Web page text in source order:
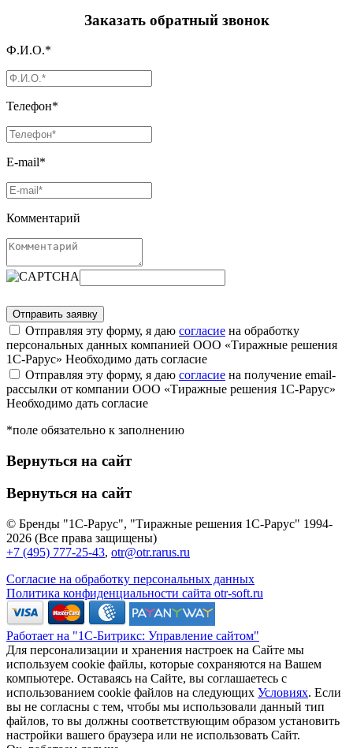
Заказать обратный звонок
Ф.И.О.*
Телефон*
E-mail*
Комментарий
Отправляя эту форму, я даю согласие на обработку
персональных данных компанией ООО «Тиражные решения
1С-Рарус» Необходимо дать согласие
Отправляя эту форму, я даю согласие на получение email-
рассылки от компании ООО «Тиражные решения 1С-Рарус»
Необходимо дать согласие
*поле обязательно к заполнению
Вернуться на сайт
Вернуться на сайт
© Бренды "1С-Рарус", "Тиражные решения 1С-Рарус" 1994-
2026 (Все права защищены)
+7 (495) 777-25-43, otr@otr.rarus.ru
Согласие на обработку персональных данных
Политика конфиденциальности сайта otr-soft.ru
Работает на "1С-Битрикс: Управление сайтом"
Для персонализации и хранения настроек на Сайте мы
используем cookie файлы, которые сохраняются на Вашем
компьютере. Оставаясь на Сайте, вы соглашаетесь с
использованием cookie файлов на следующих Условиях. Если
вы не согласны с тем, чтобы мы использовали данный тип
файлов, то вы должны соответствующим образом установить
настройки вашего браузера или не использовать Сайт.